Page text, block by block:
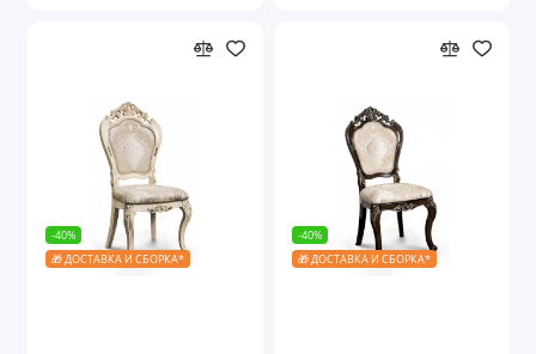
-40%
🎁 ДОСТАВКА И СБОРКА*
-40%
🎁 ДОСТАВКА И СБОРКА*